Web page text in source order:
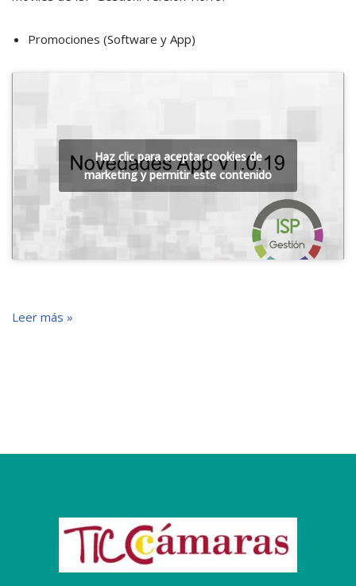
Promociones (Software y App)
Haz clic para aceptar cookies de
marketing y permitir este contenido
Leer más »